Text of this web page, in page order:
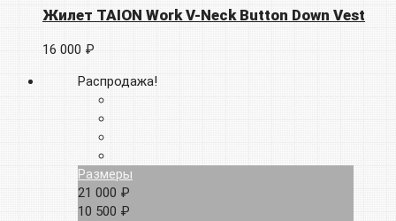
Жилет TAION Work V-Neck Button Down Vest
16 000 ₽
Распродажа!
Размеры
21 000 ₽
10 500 ₽